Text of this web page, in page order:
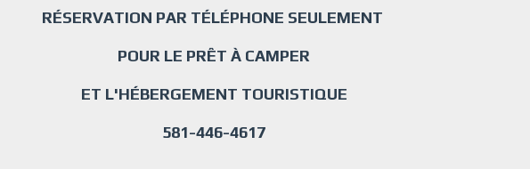
RÉSERVATION PAR TÉLÉPHONE SEULEMENT
POUR LE PRÊT À CAMPER
ET L'HÉBERGEMENT TOURISTIQUE
581-446-4617